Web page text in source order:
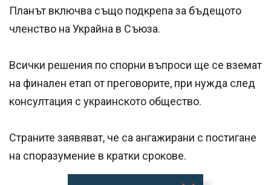
Планът включва също подкрепа за бъдещото
членство на Украйна в Съюза.
Всички решения по спорни въпроси ще се вземат
на финален етап от преговорите, при нужда след
консултация с украинското общество.
Страните заявяват, че са ангажирани с постигане
на споразумение в кратки срокове.